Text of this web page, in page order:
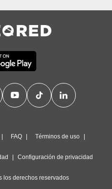
FAQ Términos de uso
Configuración de privacidad
los derechos reservados